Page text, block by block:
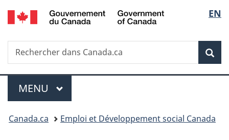
Passer
au
principal
Passer
à
Au
du
Passer
à
version
simplifiée
de
la
EN
Recherche
Rechercher
dans
Menu
MENU PRINCIPAL
Vous
Canada.ca Emploi et Développement social Canada